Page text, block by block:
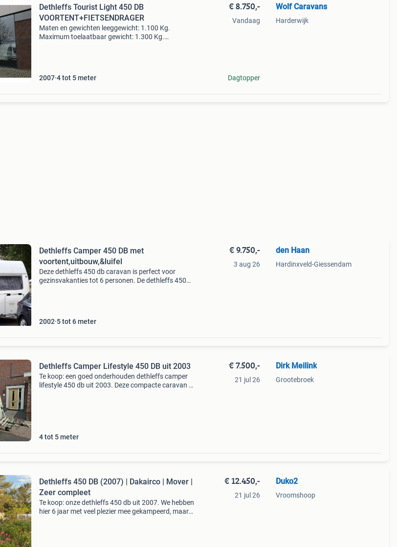
Dethleffs Tourist Light 450 DB
VOORTENT+FIETSENDRAGER
Maten en gewichten leeggewicht: 1.100 Kg.
Maximum toelaatbaar gewicht: 1.300 Kg.
2007 4 tot 5 meter
€ 8.750,-
Vandaag
Dagtopper
Wolf Caravans
Harderwijk
Dethleffs Camper 450 DB met
voortent,uitbouw,&luifel
Deze dethleffs 450 db caravan is perfect voor
gezinsvakanties tot 6 personen. De dethleffs 450
2002 5 tot 6 meter
€ 9.750,-
3 aug 26
den Haan
Hardinxveld-Giessendam
Dethleffs Camper Lifestyle 450 DB uit 2003
Te koop: een goed onderhouden dethleffs camper
lifestyle 450 db uit 2003. Deze compacte caravan is
4 tot 5 meter
€ 7.500,-
21 jul 26
Dirk Meilink
Grootebroek
Dethleffs 450 DB (2007) | Dakairco | Mover |
Zeer compleet
Te koop: onze dethleffs 450 db uit 2007. We hebben
hier 6 jaar met veel plezier mee gekampeerd, maar
€ 12.450,-
21 jul 26
Duko2
Vroomshoop